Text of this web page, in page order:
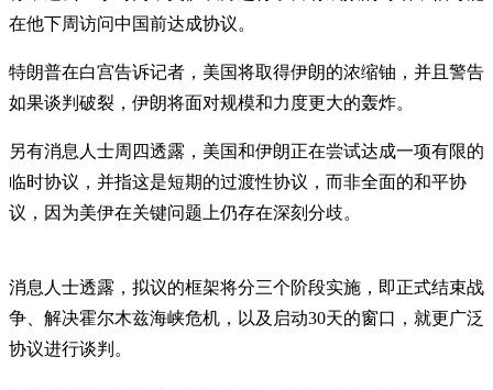
在他下周访问中国前达成协议。
特朗普在白宫告诉记者，美国将取得伊朗的浓缩铀，并且警告
如果谈判破裂，伊朗将面对规模和力度更大的轰炸。
另有消息人士周四透露，美国和伊朗正在尝试达成一项有限的
临时协议，并指这是短期的过渡性协议，而非全面的和平协
议，因为美伊在关键问题上仍存在深刻分歧。
消息人士透露，拟议的框架将分三个阶段实施，即正式结束战
争、解决霍尔木兹海峡危机，以及启动30天的窗口，就更广泛
协议进行谈判。